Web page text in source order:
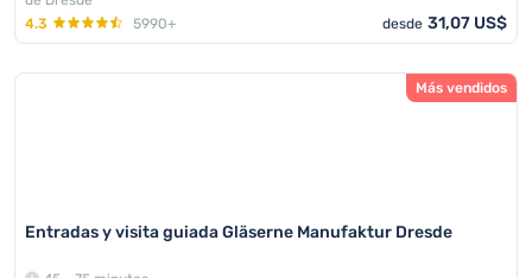
4.3
5990+ desde 31,07 US$
Más vendidos
Entradas y visita guiada Gläserne Manufaktur Dresde